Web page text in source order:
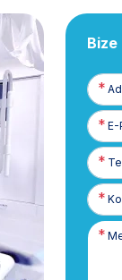
Bize
Adınız
E-
Posta
Telefon